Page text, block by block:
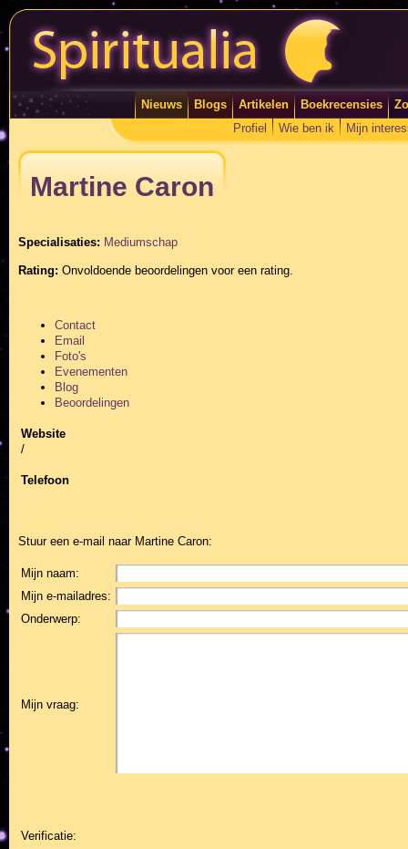
Nieuws Blogs Artikelen Boekrecensies
Profiel
Wie ben ik Mijn
Martine Caron
Specialisaties: Mediumschap
Rating: Onvoldoende beoordelingen voor een rating.
Contact
Email
Foto's
Evenementen
Blog
Beoordelingen
Website
/
Telefoon
Stuur een e-mail naar Martine Caron:
Mijn naam:
Mijn e-mailadres:
Onderwerp:
Mijn vraag:
Verificatie: